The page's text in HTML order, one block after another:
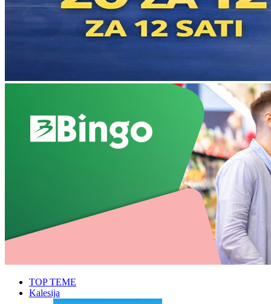
TOP TEME
Kalesija